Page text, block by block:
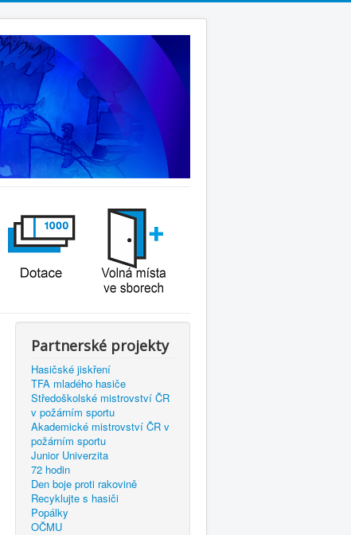
Partnerské projekty
Hasičské jiskření
TFA mladého hasiče
Středoškolské mistrovství ČR
v požárním sportu
Akademické mistrovství ČR v
požárním sportu
Junior Univerzita
72 hodin
Den boje proti rakovině
Recyklujte s hasiči
Popálky
OČMU